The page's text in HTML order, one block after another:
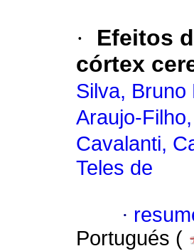
·
Efeitos
córtex
Silva, Bruno
Araujo-
Cavalanti,
Teles de
·
Portugués (